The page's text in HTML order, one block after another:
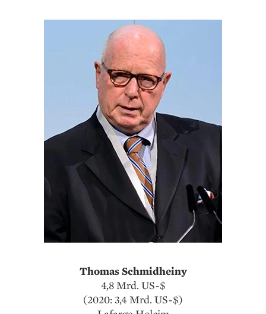
Thomas Schmidheiny
4,8 Mrd. US-$
(2020: 3,4 Mrd. US-$)